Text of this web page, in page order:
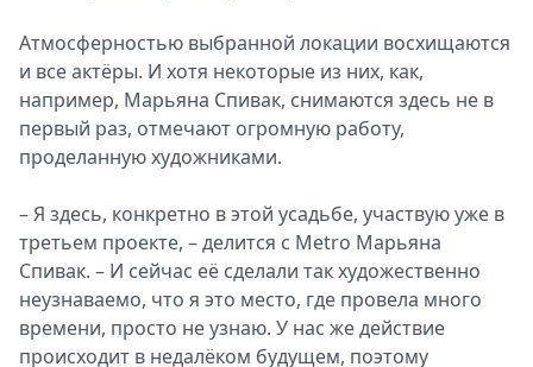
Атмосферностью выбранной локации восхищаются
и все актёры. И хотя некоторые из них, как,
например, Марьяна Спивак, снимаются здесь не в
первый раз, отмечают огромную работу,
проделанную художниками.
– Я здесь, конкретно в этой усадьбе, участвую уже в
третьем проекте, – делится с Metro Марьяна
Спивак. – И сейчас её сделали так художественно
неузнаваемо, что я это место, где провела много
времени, просто не узнаю. У нас же действие
происходит в недалёком будущем, поэтому